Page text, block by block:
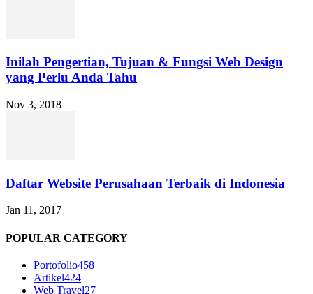
Inilah Pengertian, Tujuan & Fungsi Web Design
yang Perlu Anda Tahu
Nov 3, 2018
Daftar Website Perusahaan Terbaik di Indonesia
Jan 11, 2017
POPULAR CATEGORY
Portofolio458
Artikel424
Web Travel27